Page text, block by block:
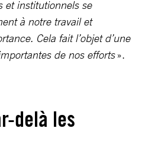
et institutionnels se
à notre travail et
Cela fait l’objet d’une
de nos efforts».
delà les